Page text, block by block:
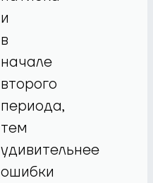
и
в
начале
второго
периода,
тем
удивительнее
ошибки